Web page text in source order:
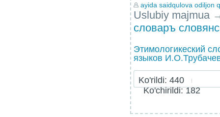
ayida saidqulova odiljon
Uslubiy majmua
словаръ
Этимологикеский
языков
Ko'rildi: 440
Ko'chirildi: 182